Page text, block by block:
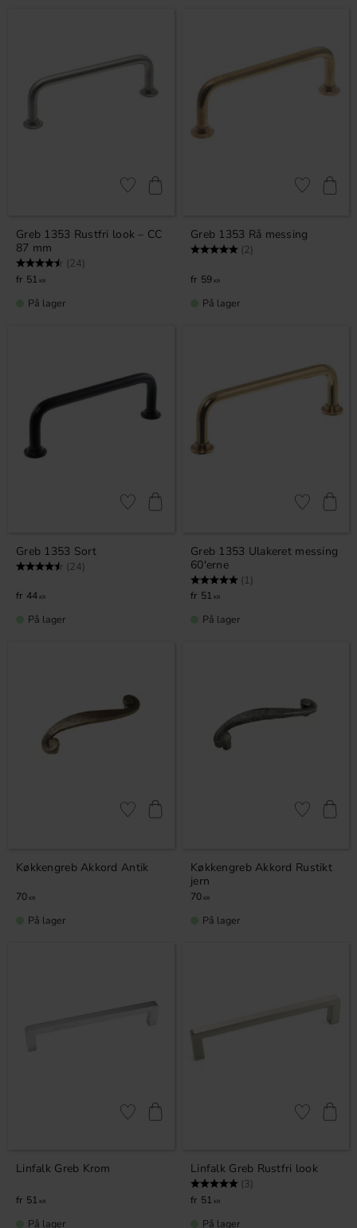
Greb 1353 Rustfri look – CC
87 mm
Vurdering: (24)
51 KR
Gem som favorit
På lager
Greb 1353 Rå messing
Vurdering: (2)
59 KR
Gem som
På lager
Greb 1353 Sort
Vurdering: (24)
44 KR
Gem som favorit
På lager
Greb 1353 Ulakeret messing
60'erne
Vurdering: (1)
51 KR
Gem som
På lager
Køkkengreb Akkord Antik
70 KR
Gem som favorit
På lager
Køkkengreb Akkord Rustikt
jern
70 KR
Gem som
På lager
Linfalk Greb Krom
51 KR
Gem som favorit
På lager
Linfalk Greb Rustfri look
Vurdering: (3)
51 KR
Gem som
På lager